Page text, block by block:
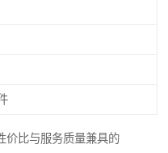
价比与服务质量兼具的